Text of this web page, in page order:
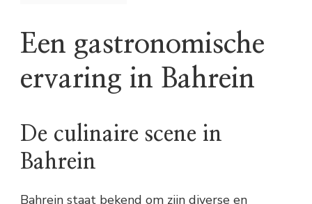
Een gastronomische
ervaring in Bahrein
De culinaire scene in
Bahrein
Bahrein staat bekend om zijn diverse en